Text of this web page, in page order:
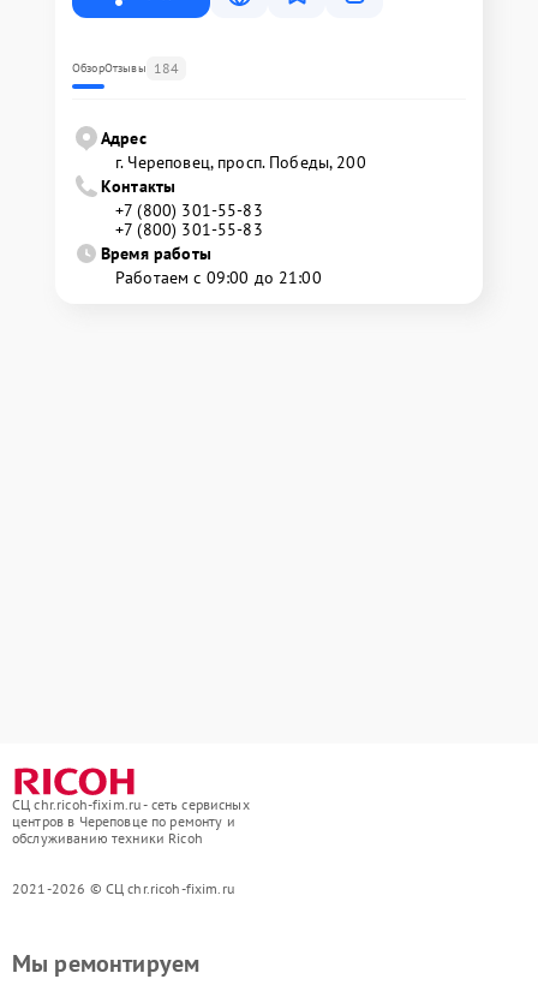
ОбзорОтзывы 184
Адрес
г. Череповец, просп. Победы, 200
Контакты
+7 (800) 301-55-83
+7 (800) 301-55-83
Время работы
Работаем с 09:00 до 21:00
СЦ chr.ricoh-fixim.ru - сеть сервисных
центров в Череповце по ремонту и
обслуживанию техники Ricoh
2021-2026 © СЦ chr.ricoh-fixim.ru
Мы ремонтируем